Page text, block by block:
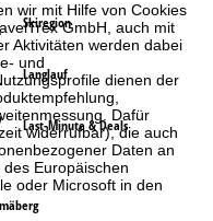
wir mit Hilfe von Cookies
GmbH, auch mit
Aktivitäten werden dabei
und
dienen der
Dafür
widerrufbar), die auch
Daten an
Europäischen
oder Microsoft in den
Skiregion
Langlauf
Last-Minute & Deals